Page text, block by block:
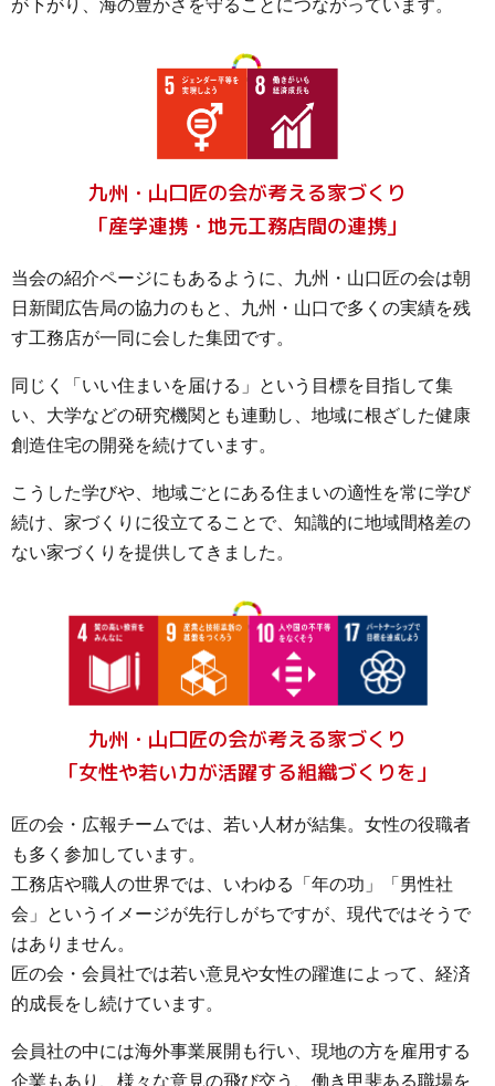
が下がり、海の豊かさを守ることにつながっています。
九州・山口匠の会が考える家づくり
「産学連携・地元工務店間の連携」
当会の紹介ページにもあるように、九州・山口匠の会は朝
日新聞広告局の協力のもと、九州・山口で多くの実績を残
す工務店が一同に会した集団です。
同じく「いい住まいを届ける」という目標を目指して集
い、大学などの研究機関とも連動し、地域に根ざした健康
創造住宅の開発を続けています。
こうした学びや、地域ごとにある住まいの適性を常に学び
続け、家づくりに役立てることで、知識的に地域間格差の
ない家づくりを提供してきました。
九州・山口匠の会が考える家づくり
「女性や若い力が活躍する組織づくりを」
匠の会・広報チームでは、若い人材が結集。女性の役職者
も多く参加しています。
工務店や職人の世界では、いわゆる「年の功」「男性社
会」というイメージが先行しがちですが、現代ではそうで
はありません。
匠の会・会員社では若い意見や女性の躍進によって、経済
的成長をし続けています。
会員社の中には海外事業展開も行い、現地の方を雇用する
企業もあり、様々な意見の飛び交う、働き甲斐ある職場を